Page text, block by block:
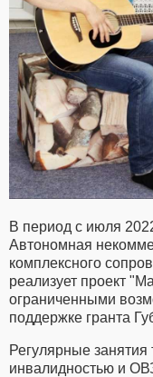
В период с июля
Автономная
комплексного
реализует проект
ограниченными
поддержке гранта
Регулярные
инвалидностью и